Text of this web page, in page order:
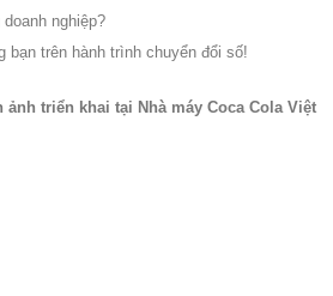
nghiệp?
bạn trên hành trình chuyển đổi số!
triển khai tại Nhà máy Coca Cola Việt